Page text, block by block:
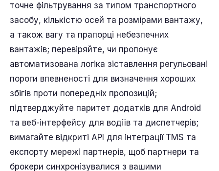
точне фільтрування за типом транспортного
засобу, кількістю осей та розмірами вантажу,
а також вагу та прапорці небезпечних
вантажів; перевіряйте, чи пропонує
автоматизована логіка зіставлення регульовані
пороги впевненості для визначення хороших
збігів проти попередніх пропозицій;
підтверджуйте паритет додатків для Android
та веб-інтерфейсу для водіїв та диспетчерів;
вимагайте відкриті API для інтеграції TMS та
експорту мережі партнерів, щоб партнери та
брокери синхронізувалися з вашими